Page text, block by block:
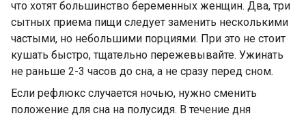
что хотят большинство беременных женщин. Два, три
сытных приема пищи следует заменить несколькими
частыми, но небольшими порциями. При это не стоит
кушать быстро, тщательно пережевывайте. Ужинать
не раньше 2-3 часов до сна, а не сразу перед сном.
Если рефлюкс случается ночью, нужно сменить
положение для сна на полусидя. В течение дня